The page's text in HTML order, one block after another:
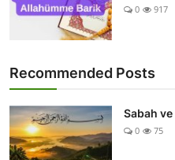
0 917
Recommended Posts
Sabah
0 75